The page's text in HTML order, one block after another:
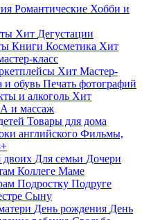
Романтические Хобби и
Хит Дегустации
Книги Косметика Хит
класс
Хит Мастер-
и обувь Печать фотографий
и алкоголь Хит
и массаж
Товары для дома
английского Фильмы,
двоих Для семьи Дочери
Коллеге Маме
Подростку Подруге
Сыну
День рождения День